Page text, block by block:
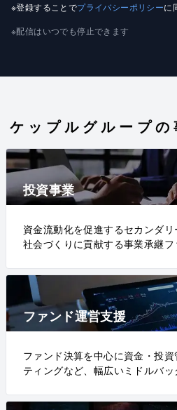
※登録することでプライバシーポリシーに
※配信はいつでも停止できます
ケップルグループの
投資事業
資金流動化を促進するセカンダ
社会づくりに貢献する事業承継
ファンド運営支援
ファンド決算を中心に資金・投
ティングなど、幅広いミドルバ